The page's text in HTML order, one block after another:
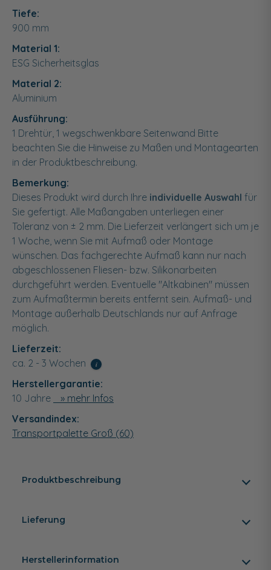
Tiefe:
900 mm
Material 1:
ESG Sicherheitsglas
Material 2:
Aluminium
Ausführung:
1 Drehtür, 1 wegschwenkbare Seitenwand Bitte
beachten Sie die Hinweise zu Maßen und Montagearten
in der Produktbeschreibung.
Bemerkung:
Dieses Produkt wird durch Ihre individuelle Auswahl für
Sie gefertigt. Alle Maßangaben unterliegen einer
Toleranz von ± 2 mm. Die Lieferzeit verlängert sich um je
1 Woche, wenn Sie mit Aufmaß oder Montage
wünschen. Das fachgerechte Aufmaß kann nur nach
abgeschlossenen Fliesen- bzw. Silikonarbeiten
durchgeführt werden. Eventuelle "Altkabinen" müssen
zum Aufmaßtermin bereits entfernt sein. Aufmaß- und
Montage außerhalb Deutschlands nur auf Anfrage
möglich.
Lieferzeit:
ca. 2 - 3 Wochen
i
Herstellergarantie:
10 Jahre
» mehr Infos
Versandindex:
Transportpalette Groß (60)
Produktbeschreibung
Lieferung
Herstellerinformation